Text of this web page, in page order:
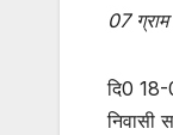
07
दि0
निवासी